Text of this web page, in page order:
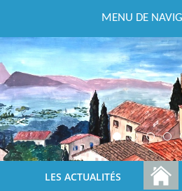
MENU DE
Previous
LES ACTUALITÉS